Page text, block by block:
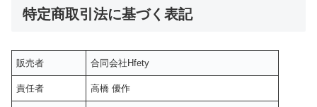
特定商取引法に基づく表記
販売者 合同会社Hfety
責任者 高橋 優作